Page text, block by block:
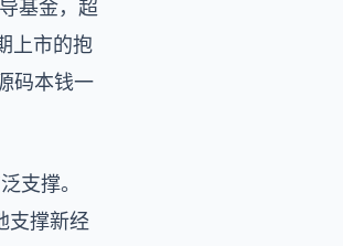
基金，超
上市的抱
码本钱一
支撑。
支撑新经